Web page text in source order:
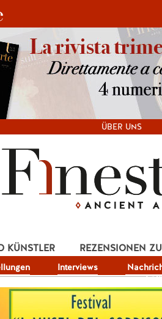
ÜBER UNS
Interviews
KÜNSTLER REZENSIONEN